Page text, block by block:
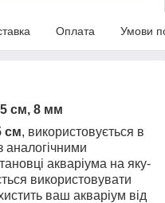
Оплата Умови
см, 8 мм
см, використовується в
аналогічними
акваріума на яку-
використовувати
ваш акваріум від